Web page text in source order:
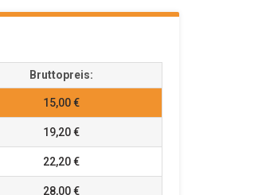
Bruttopreis:
15,00 €
19,20 €
22,20 €
28,00 €